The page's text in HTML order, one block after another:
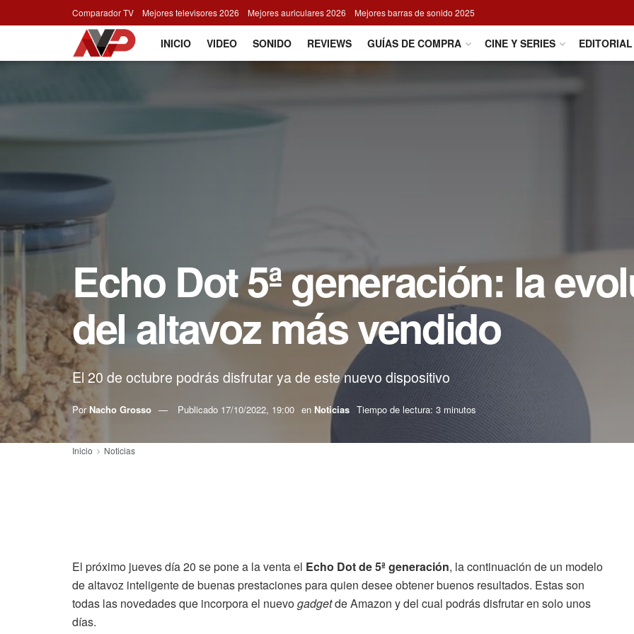
Comparador TV Mejores televisores 2026 Mejores auriculares 2026 Mejores barras de sonido 2025
INICIO VIDEO SONIDO REVIEWS GUÍAS DE COMPRA CINE Y SERIES EDITORIAL
Echo Dot 5ª generación: la
del altavoz más vendido
El 20 de octubre podrás disfrutar ya de este nuevo dispositivo
Por Nacho Grosso Publicado 17/10/2022, 19:00 en Noticias Tiempo de lectura: 3 minutos
Inicio Noticias
El próximo jueves día 20 se pone a la venta el Echo Dot de 5ª generación, la continuación de un modelo
de altavoz inteligente de buenas prestaciones para quien desee obtener buenos resultados. Estas son
todas las novedades que incorpora el nuevogadgetde Amazon y del cual podrás disfrutar en solo unos
días.